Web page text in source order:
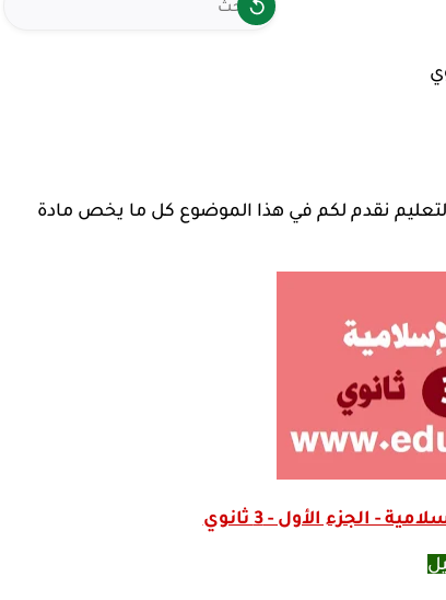
نقدم لكم في هذا الموضوع كل ما يخص مادة
- الجزء الأول - 3 ثانوي